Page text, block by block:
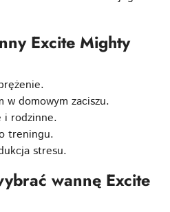
Excite Mighty
w domowym zaciszu.
i rodzinne.
treningu.
stresu.
wannę Excite